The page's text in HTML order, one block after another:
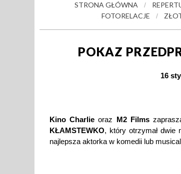
STRONA GŁÓWNA /
FOTORELACJE
/
POKAZ
16
Kino Charlieoraz M2 Films
KŁAMSTEWKO, który otrzymał dwie
najlepsza aktorka w komedii lub